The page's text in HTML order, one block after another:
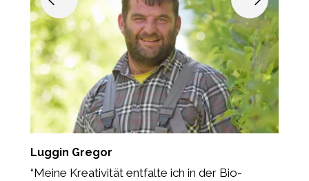
Luggin Gregor
“Meine Kreativität entfalte ich in der Bio-